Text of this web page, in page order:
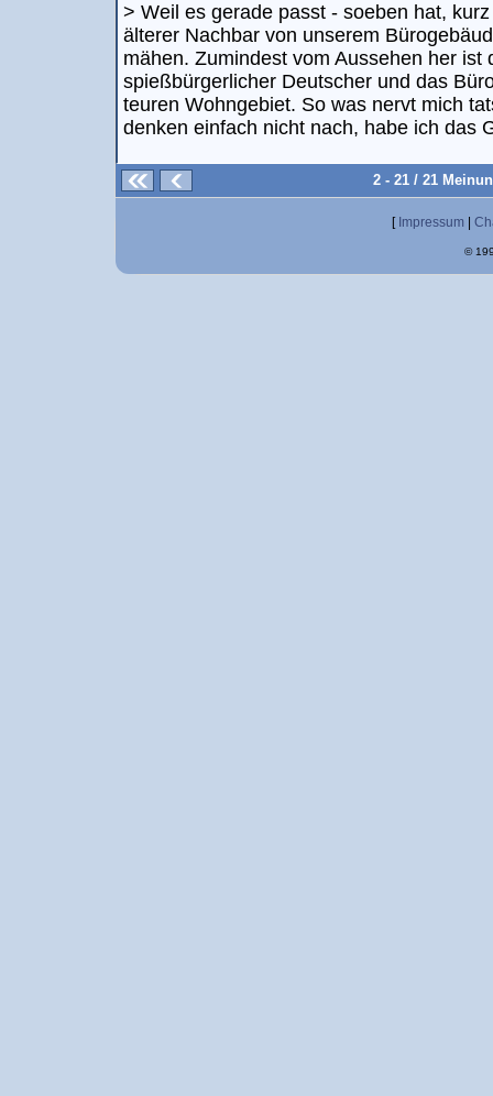
> Weil es gerade passt - soeben hat,
älterer Nachbar von unserem
mähen. Zumindest vom Aussehen her ist
spießbürgerlicher Deutscher und das
teuren Wohngebiet. So was nervt mich
denken einfach nicht nach, habe ich das
2 - 21 / 21
[ Impressum
©